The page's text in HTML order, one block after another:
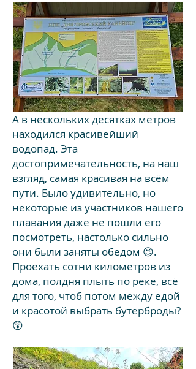
А в нескольких десятках метров
находился красивейший
водопад. Эта
достопримечательность, на наш
взгляд, самая красивая на всём
пути. Было удивительно, но
некоторые из участников нашего
плавания даже не пошли его
посмотреть, настолько сильно
они были заняты обедом 😉.
Проехать сотни километров из
дома, полдня плыть по реке, всё
для того, чтоб потом между едой
и красотой выбрать бутерброды?
😲